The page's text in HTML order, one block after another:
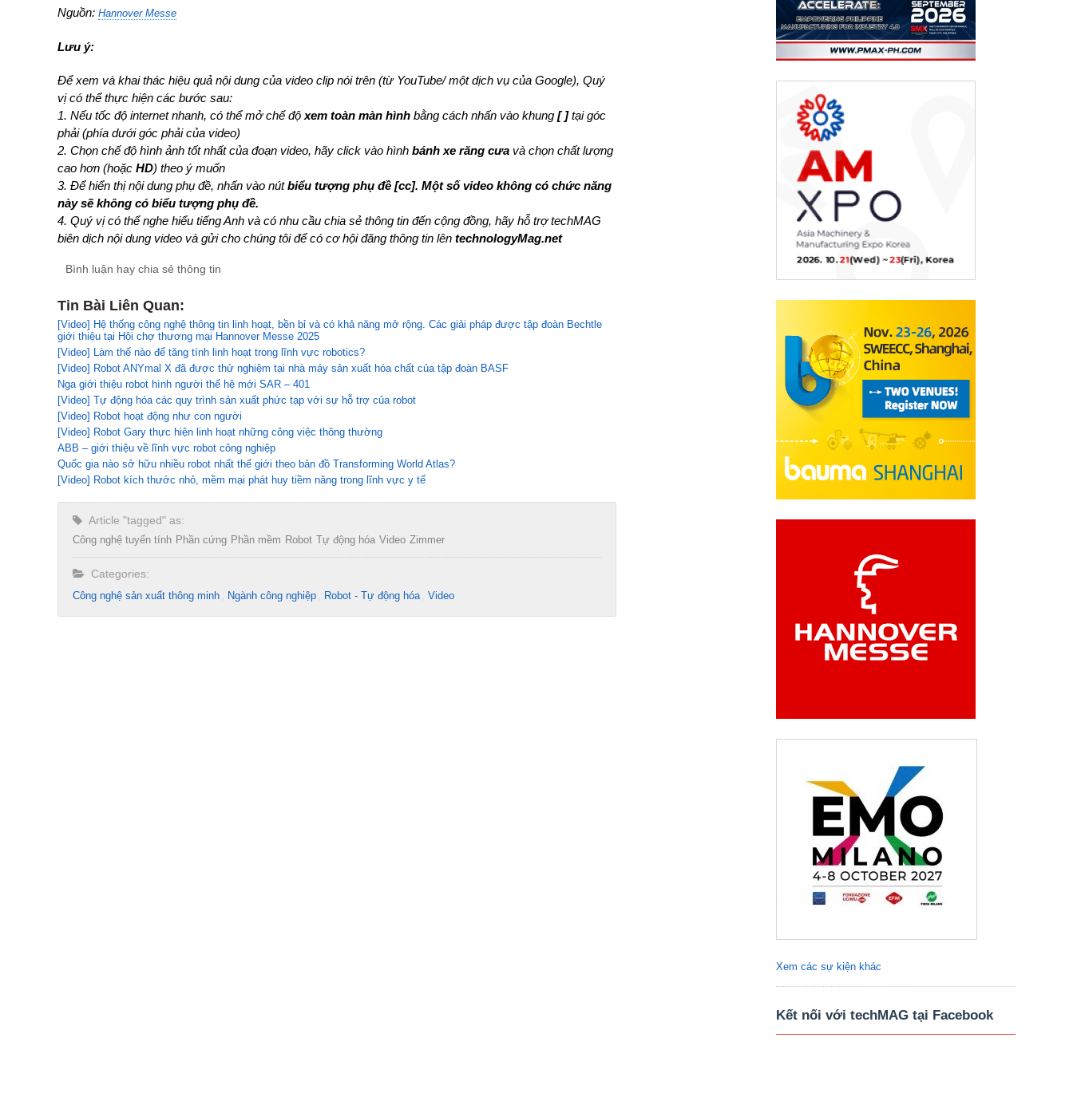
Nguồn: Hannover Messe
Lưu ý:
Để xem và khai thác hiệu quả nội dung của video clip nói trên (từ YouTube/ một dịch vụ của Google), Quý
vị có thể thực hiện các bước sau:
1. Nếu tốc độ internet nhanh, có thể mở chế độ xem toàn màn hình bằng cách nhấn vào khung [ ]tại góc
phải (phía dưới góc phải của video)
2. Chọn chế độ hình ảnh tốt nhất của đoạn video, hãy click vào hình bánh xe răng cưa và chọn chất lượng
cao hơn (hoặc HD) theo ý muốn
3. Để hiển thị nội dung phụ đề, nhấn vào nútbiểu tượng phụ đề [cc]. Một số video không có chức năng
này sẽ không có biểu tượng phụ đề.
4. Quý vị có thể nghe hiểu tiếng Anh và có nhu cầu chia sẻ thông tin đến cộng đồng, hãy hỗ trợ techMAG
biên dịch nội dung video và gửi cho chúng tôi để có cơ hội đăng thông tin lên technologyMag.net
Bình luận hay chia sẻ thông tin
Tin Bài Liên Quan:
[Video] Hệ thống công nghệ thông tin linh hoạt, bền bỉ và có khả năng mở rộng. Các giải pháp được tập đoàn Bechtle
giới thiệu tại Hội chợ thương mại Hannover Messe 2025
[Video] Làm thế nào để tăng tính linh hoạt trong lĩnh vực robotics?
[Video] Robot ANYmal X đã được thử nghiệm tại nhà máy sản xuất hóa chất của tập đoàn BASF
Nga giới thiệu robot hình người thế hệ mới SAR – 401
[Video] Tự động hóa các quy trình sản xuất phức tạp với sự hỗ trợ của robot
[Video] Robot hoạt động như con người
[Video] Robot Gary thực hiện linh hoạt những công việc thông thường
ABB – giới thiệu về lĩnh vực robot công nghiệp
Quốc gia nào sở hữu nhiều robot nhất thế giới theo bản đồ Transforming World Atlas?
[Video] Robot kích thước nhỏ, mềm mại phát huy tiềm năng trong lĩnh vực y tế
Article "tagged" as:
Công nghệ tuyến tính Phần cứng Phần mềm Robot Tự động hóa Video Zimmer
Categories:
Công nghệ sản xuất thông minh Ngành công nghiệp Robot - Tự động hóa Video
Xem các sự kiện khác
Kết nối với techMAG tại Facebook